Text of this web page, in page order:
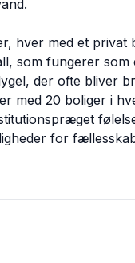
hver med et privat
som fungerer som
der ofte bliver
med 20 boliger i
for